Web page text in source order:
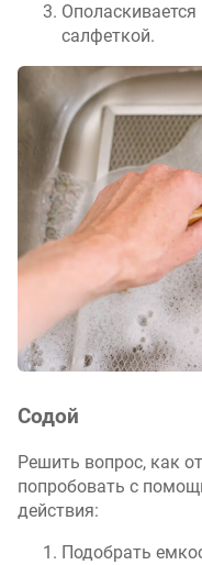
салфеткой.
Содой
Решить вопрос, как
попробовать с
действия:
Подобрать